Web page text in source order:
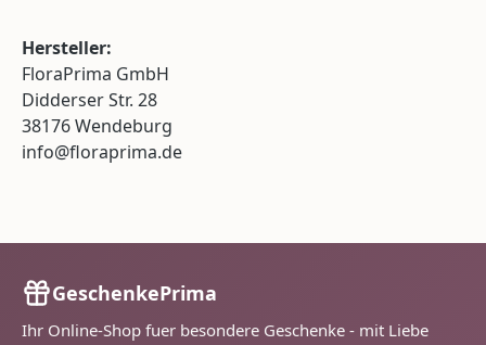
Hersteller:
FloraPrima GmbH
Didderser Str. 28
38176 Wendeburg
info@floraprima.de
GeschenkePrima
Ihr Online-Shop fuer besondere Geschenke - mit Liebe